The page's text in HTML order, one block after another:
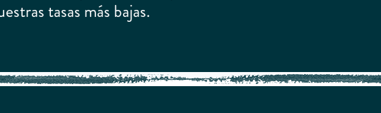
tasas más bajas.